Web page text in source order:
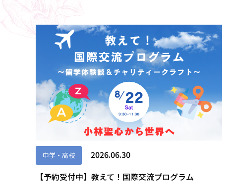
中学・高校
2026.06.30
【予約受付中】教えて！国際交流プログラム